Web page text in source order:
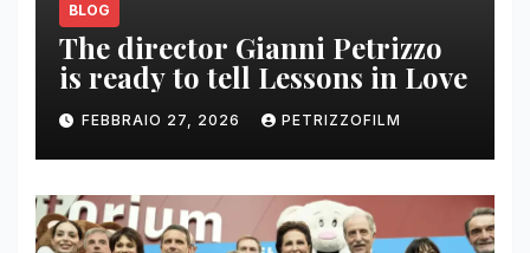
BLOG
The director Gianni Petrizzo
is ready to tell Lessons in Love
FEBBRAIO 27, 2026 PETRIZZOFILM